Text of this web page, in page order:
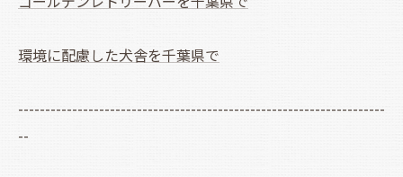
環境に配慮した犬舎を千葉県で
--------------------------------------------------------------------
--